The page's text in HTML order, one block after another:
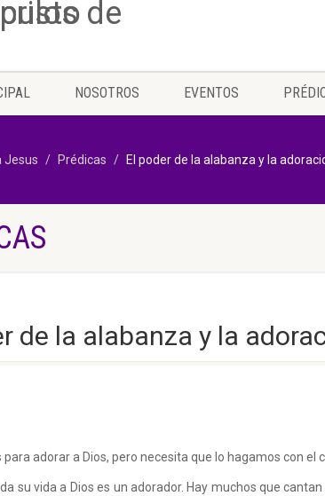
NOSOTROS EVENTOS
Jesus Prédicas El poder de la alabanza y la
de la alabanza y la
para adorar a Dios, pero necesita que lo hagamos con el
su vida a Dios es un adorador. Hay muchos que